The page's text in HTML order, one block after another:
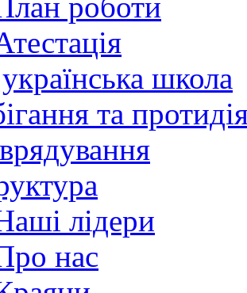
роботи
школа
та
лідери
нас